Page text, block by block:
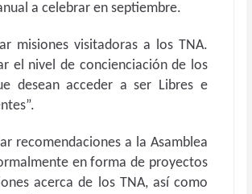
a celebrar en septiembre.
visitadoras a los TNA.
el nivel de concienciación de los
desean acceder a ser Libres e
a la Asamblea
en forma de proyectos
acerca de los TNA, así como